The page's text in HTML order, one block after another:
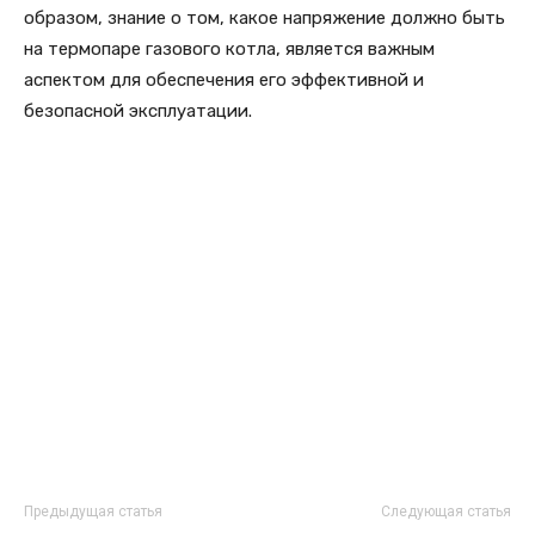
образом, знание о том, какое напряжение должно быть
на термопаре газового котла, является важным
аспектом для обеспечения его эффективной и
безопасной эксплуатации.
Предыдущая статья Следующая статья